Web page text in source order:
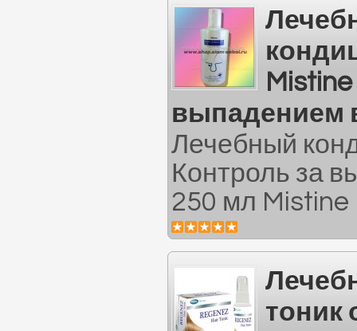
выпадением
Лечебный
Контроль за
250 мл Mistine
тоник